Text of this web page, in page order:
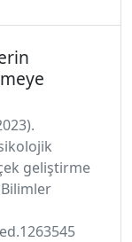
geliştirme
Bilimler